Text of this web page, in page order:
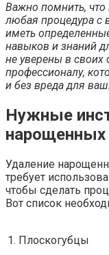
Важно помнить, что
любая процедура с
иметь
навыков и знаний
не уверены в своих
профессионалу,
и без вреда для
Нужные
нарощенных
Удаление
требует
чтобы сделать
Вот список
1. Плоскогубцы